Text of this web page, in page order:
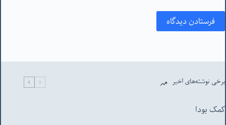
فرستادن دیدگاه
برخی نوشته‌های اخیر
کمک بودا